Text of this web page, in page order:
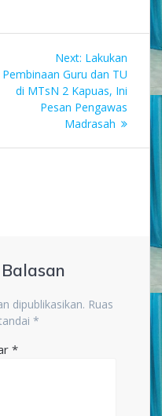
Next: Next
post:
Lakukan
Pembinaan Guru dan TU
di MTsN 2 Kapuas, Ini
Pesan Pengawas
Madrasah
dipublikasikan. Ruas
*
*